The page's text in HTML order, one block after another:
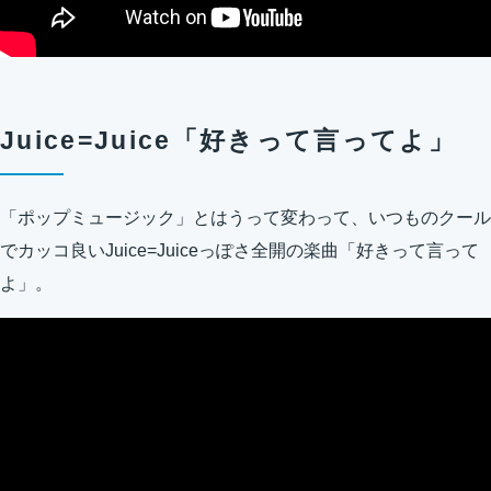
Juice=Juice「好きって言ってよ」
「ポップミュージック」とはうって変わって、いつものクール
でカッコ良いJuice=Juiceっぽさ全開の楽曲「好きって言って
よ」。